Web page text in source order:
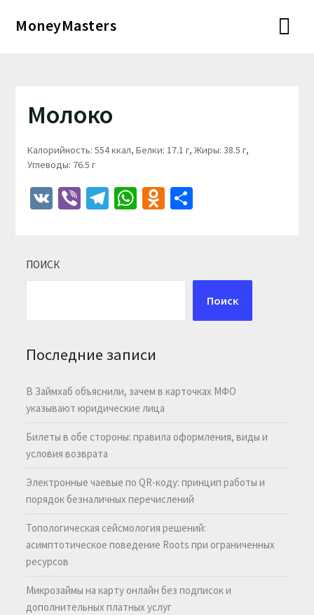
MoneyMasters
Молоко
Калорийность: 554 ккал, Белки: 17.1 г, Жиры: 38.5 г,
Углеводы: 76.5 г
VKViberTelegram
WhatsApp
Odnoklassniki
Отправить
ПОИСК
Поиск
Последние записи
В Займхаб объяснили, зачем в карточках МФО
указывают юридические лица
Билеты в обе стороны: правила оформления, виды и
условия возврата
Электронные чаевые по QR-коду: принцип работы и
порядок безналичных перечислений
Топологическая сейсмология решений:
асимптотическое поведение Roots при ограниченных
ресурсов
Микрозаймы на карту онлайн без подписок и
дополнительных платных услуг